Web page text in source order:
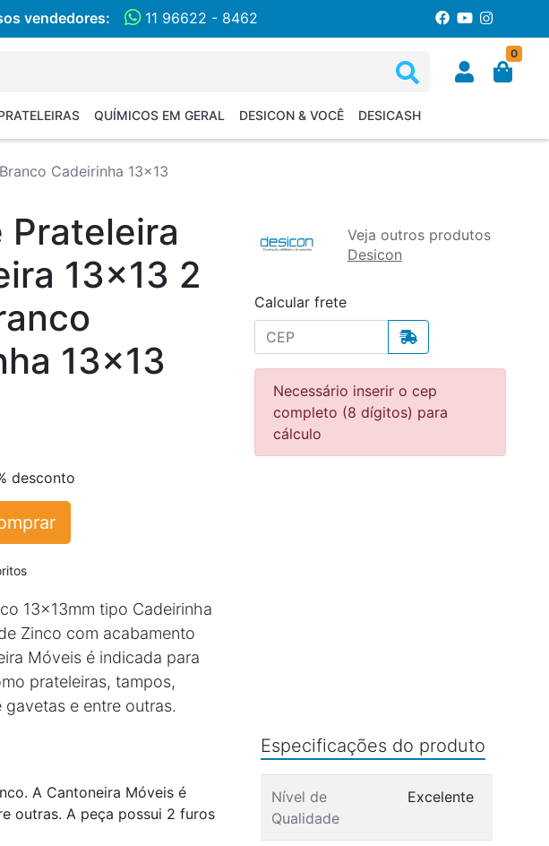
vendedores: 11 96622 - 8462
0
QUÍMICOS EM GERAL DESICON & VOCÊ DESICASH
Cadeirinha 13x13
Prateleira
13x13 2
13x13
desconto
13x13mm tipo Cadeirinha
Zinco com acabamento
Móveis é indicada para
prateleiras, tampos,
gavetas e entre outras.
Veja outros produtos
Desicon
Calcular frete
Necessário inserir o cep
completo (8 dígitos) para
cálculo
A Cantoneira Móveis é
outras. A peça possui 2 furos
Especificações do produto
Nível de
Qualidade
Excelente